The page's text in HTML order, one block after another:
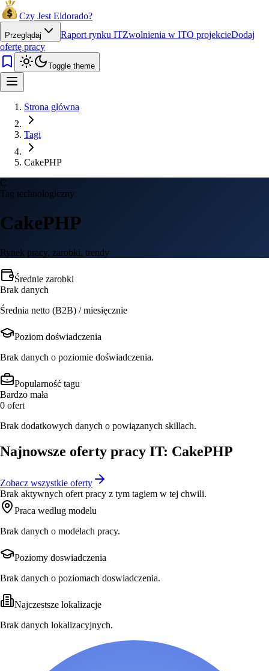
Czy Jest Eldorado?
Przeglądaj Raport rynku ITZwolnienia w ITO projekcieDodaj
ofertę pracy
Toggle theme
Strona główna
Tagi
CakePHP
C
Tag technologiczny
CakePHP
Rynek pracy, zarobki, trendy
Średnie zarobki
Brak danych
Średnia netto (B2B) / miesięcznie
Poziom doświadczenia
Brak danych o poziomie doświadczenia.
Popularność tagu
Bardzo mała
0 ofert
Brak dodatkowych danych o powiązanych skillach.
Najnowsze oferty pracy IT: CakePHP
Zobacz wszystkie oferty
Brak aktywnych ofert pracy z tym tagiem w tej chwili.
Praca wedlug modelu
Brak danych o modelach pracy.
Poziomy doswiadczenia
Brak danych o poziomach doswiadczenia.
Najczestsze lokalizacje
Brak danych lokalizacyjnych.